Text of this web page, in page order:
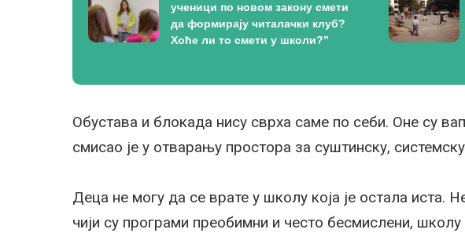
ученици по новом закону смети
да формирају читалачки клуб?
Хоће ли то смети у школи?”
Обустава и блокада нису сврха саме по себи. Оне су
смисао је у отварању простора за суштинску,
Деца не могу да се врате у школу која је остала иста.
чији су програми преобимни и често бесмислени, школу